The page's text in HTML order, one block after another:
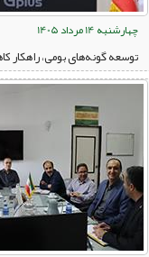
چهارشنبه 14 مرداد 1405
توسعه گونه‌های بومی،